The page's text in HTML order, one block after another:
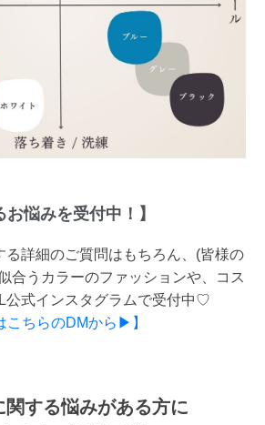
お悩みを受付中！】
る詳細のご質問はもちろん、(皆様の
合うカラーのファッションや、コス
公式インスタグラムで受付中♡
こちらのDMから▶】
関する悩みがある方に